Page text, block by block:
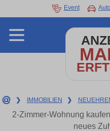
Event Auto
❯ IMMOBILIEN ❯
2-Zimmer-Wohnung
neues